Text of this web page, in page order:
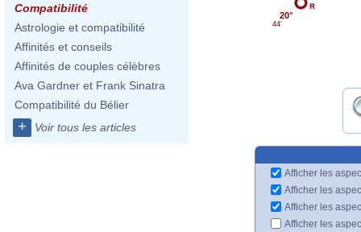
Compatibilité
Astrologie et compatibilité
Affinités et conseils
Affinités de couples célèbres
Ava Gardner et Frank Sinatra
Compatibilité du Bélier
+ Voir tous les articles
20°
44'
Afficher les
Afficher les
Afficher les
Afficher les